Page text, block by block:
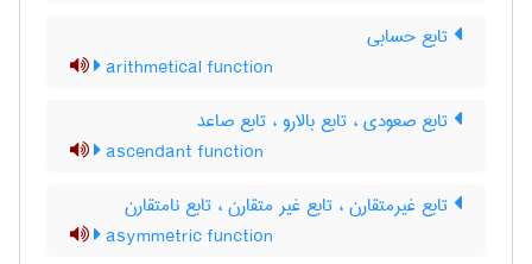
تابع حسابی
arithmetical function
تابع صعودی ، تابع بالارو ، تابع صاعد
ascendant function
تابع غیرمتقارن ، تابع غیر متقارن ، تابع نامتقارن
asymmetric function